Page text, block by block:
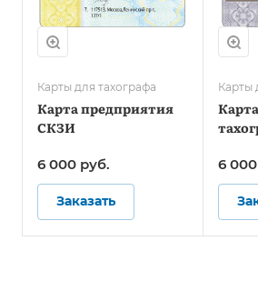
Карты для тахографа
Карта предприятия
СКЗИ
6 000 руб.
Заказать
Карты
6